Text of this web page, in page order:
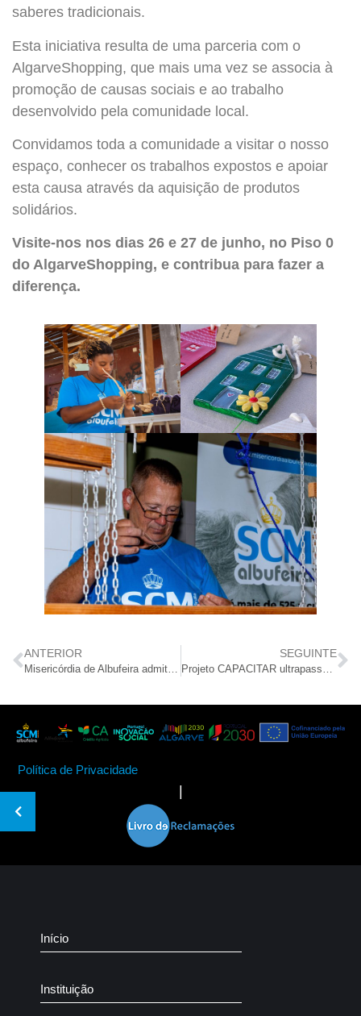
saberes tradicionais.
Esta iniciativa resulta de uma parceria com o
AlgarveShopping, que mais uma vez se associa à
promoção de causas sociais e ao trabalho
desenvolvido pela comunidade local.
Convidamos toda a comunidade a visitar o nosso
espaço, conhecer os trabalhos expostos e apoiar
esta causa através da aquisição de produtos
solidários.
Visite-nos nos dias 26 e 27 de junho, no Piso 0
do AlgarveShopping, e contribua para fazer a
diferença.
ANTERIOR
Misericórdia de Albufeira admite Trabalhador(a) Serviços Gerais
SEGUINTE
Projeto CAPACITAR ultrapassa os 350 formandos e continua a criar oportunidades de qualificação no Algarve
Política de Privacidade
Início
Instituição